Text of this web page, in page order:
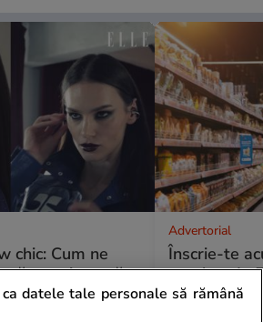
chic: Cum ne
să ne reinventăm
Advertorial
Înscrie-te
voucher de
datele tale personale să rămână